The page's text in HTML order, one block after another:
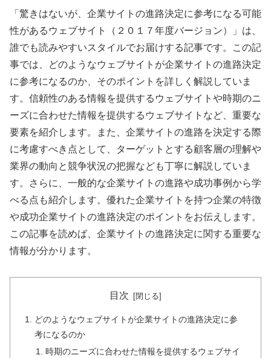
「驚きはないが、企業サイトの進路決定に参考になる可能
性があるウェブサイト（２０１７年度バージョン）」は、
誰でも読みやすいスタイルでお届けする記事です。この記
事では、どのようなウェブサイトが企業サイトの進路決定
に参考になるのか、そのポイントを詳しく解説していま
す。信頼性のある情報を提供するウェブサイトや時期のニ
ーズに合わせた情報を提供するウェブサイトなど、重要な
要素を紹介します。また、企業サイトの進路を決定する際
に考慮すべき点として、ターゲットとする顧客層の理解や
業界の動向と競争状況の把握なども丁寧に解説していま
す。さらに、一般的な企業サイトの進路や成功事例から学
べる点も紹介します。優れた企業サイトを持つ企業の特徴
や成功企業サイトの進路決定のポイントをお伝えします。
この記事を読めば、企業サイトの進路決定に関する重要な
情報が分かります。
目次
どのようなウェブサイトが企業サイトの進路決定に参
考になるのか
時期のニーズに合わせた情報を提供するウェブサイ